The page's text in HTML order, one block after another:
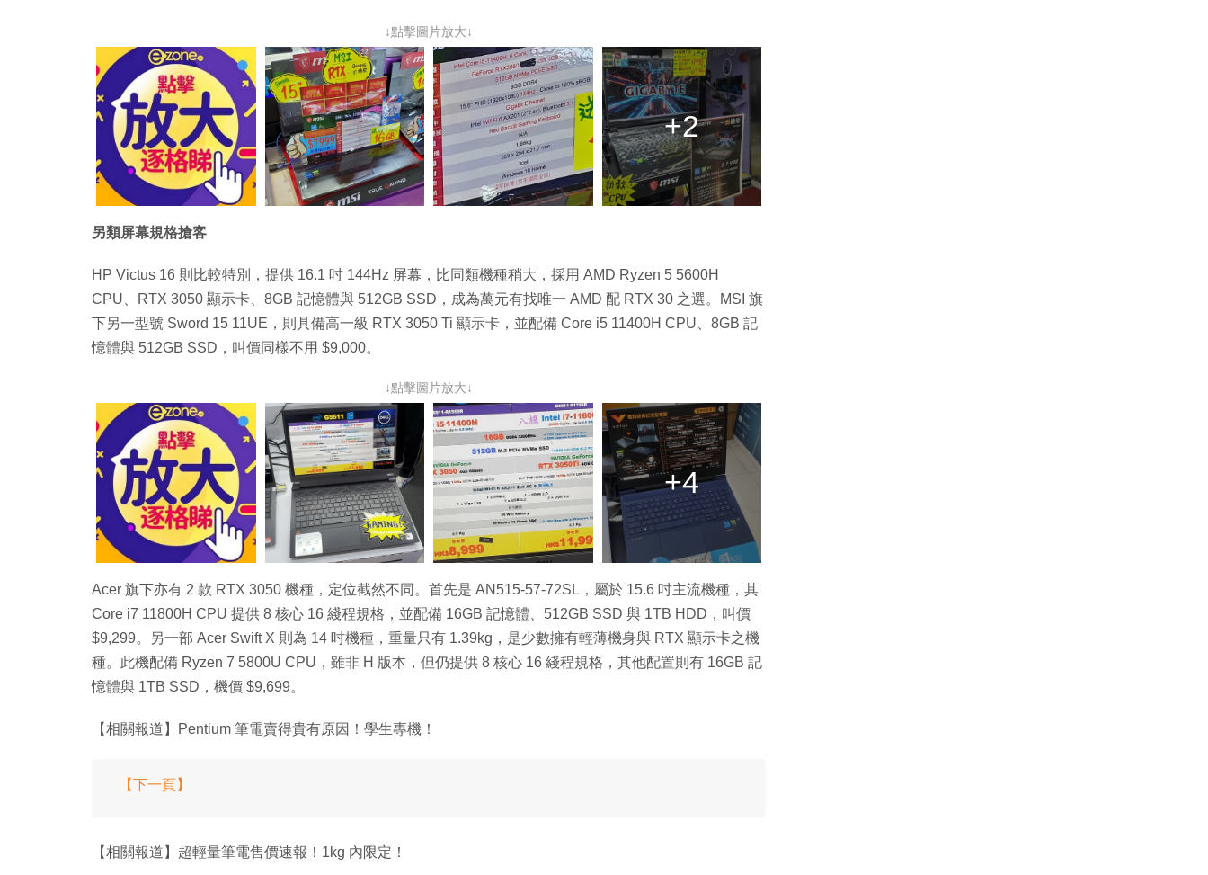
↓點擊圖片放大↓
+2
另類屏幕規格搶客
HP Victus 16 則比較特別，提供 16.1 吋 144Hz 屏幕，比同類機種稍大，採用 AMD Ryzen 5 5600H
CPU、RTX 3050 顯示卡、8GB 記憶體與 512GB SSD，成為萬元有找唯一 AMD 配 RTX 30 之選。MSI 旗
下另一型號 Sword 15 11UE，則具備高一級 RTX 3050 Ti 顯示卡，並配備 Core i5 11400H CPU、8GB 記
憶體與 512GB SSD，叫價同樣不用 $9,000。
↓點擊圖片放大↓
+4
Acer 旗下亦有 2 款 RTX 3050 機種，定位截然不同。首先是 AN515-57-72SL，屬於 15.6 吋主流機種，其
Core i7 11800H CPU 提供 8 核心 16 綫程規格，並配備 16GB 記憶體、512GB SSD 與 1TB HDD，叫價
$9,299。另一部 Acer Swift X 則為 14 吋機種，重量只有 1.39kg，是少數擁有輕薄機身與 RTX 顯示卡之機
種。此機配備 Ryzen 7 5800U CPU，雖非 H 版本，但仍提供 8 核心 16 綫程規格，其他配置則有 16GB 記
憶體與 1TB SSD，機價 $9,699。
【相關報道】Pentium 筆電賣得貴有原因！學生專機！
【下一頁】
【相關報道】超輕量筆電售價速報！1kg 內限定！